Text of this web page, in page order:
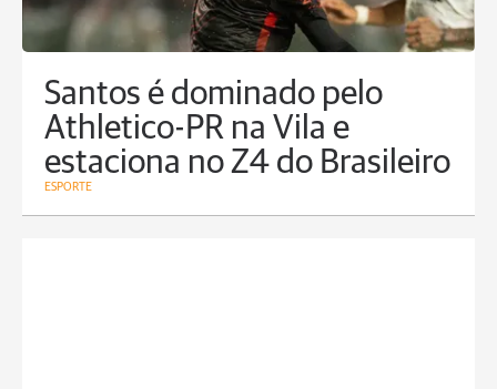
Santos é dominado pelo
Athletico-PR na Vila e
estaciona no Z4 do Brasileiro
ESPORTE